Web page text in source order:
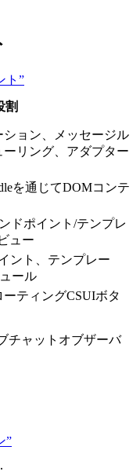
ト”
割
ョン、メッセージル
リング、アダプター
を通じてDOMコンテ
ドポイント/テンプレ
ュー
ント、テンプレー
ール
ティングCSUIボタ
チャットオブザーバ
”